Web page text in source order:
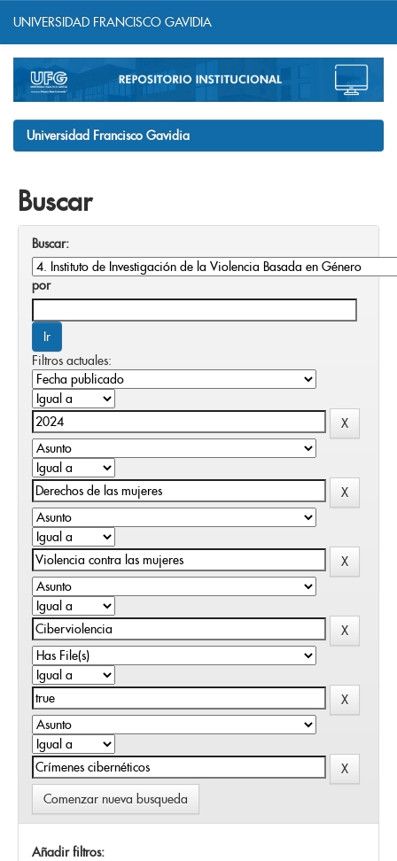
navigation
UNIVERSIDAD FRANCISCO GAVIDIA
Universidad Francisco Gavidia
Buscar
Buscar:
por
Filtros actuales:
Comenzar nueva busqueda
Añadir filtros: